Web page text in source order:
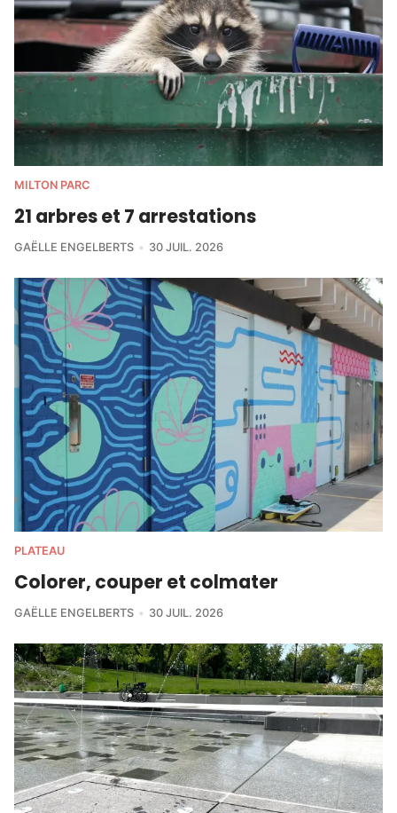
MILTON PARC
21 arbres et 7 arrestations
GAËLLE ENGELBERTS 30 JUIL. 2026
PLATEAU
Colorer, couper et colmater
GAËLLE ENGELBERTS 30 JUIL. 2026